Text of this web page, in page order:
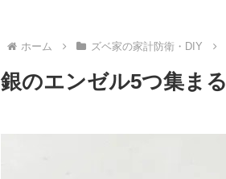
ホーム ズベ家の家計防衛・DIY
銀のエンゼル5つ集まる